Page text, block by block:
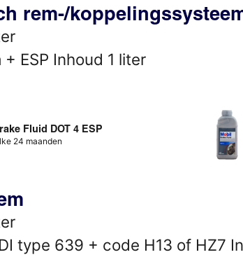
rem-/
ESP Inhoud 1 liter
Fluid DOT 4 ESP
24 maanden
type 639 + code H13 of HZ7